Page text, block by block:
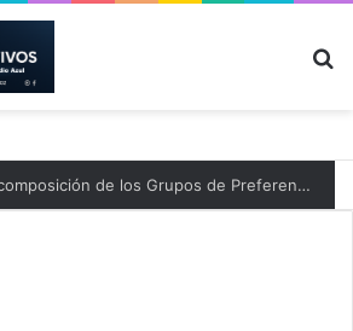
Ya se conoce la composición de los Grupos de Preferente y el calendario